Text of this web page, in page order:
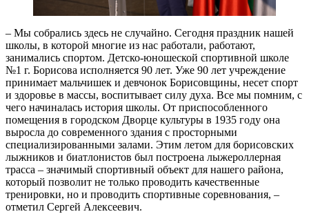
– Мы собрались здесь не случайно. Сегодня праздник нашей
школы, в которой многие из нас работали, работают,
занимались спортом. Детско-юношеской спортивной школе
№1 г. Борисова исполняется 90 лет. Уже 90 лет учреждение
принимает мальчишек и девчонок Борисовщины, несет спорт
и здоровье в массы, воспитывает силу духа. Все мы помним, с
чего начиналась история школы. От приспособленного
помещения в городском Дворце культуры в 1935 году она
выросла до современного здания с просторными
специализированными залами. Этим летом для борисовских
лыжников и биатлонистов был построена лыжероллерная
трасса – значимый спортивный объект для нашего района,
который позволит не только проводить качественные
тренировки, но и проводить спортивные соревнования, –
отметил Сергей Алексеевич.